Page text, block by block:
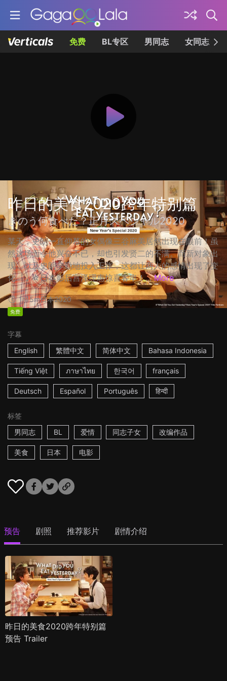
免费 BL专区 男同志 女同志
昨日的美食2020跨年特别篇
きのう何食べた？正月スペシャル2020
某天，史朗一直仰慕的女偶像三谷麻美居然出现在眼前！虽
然这场面令他兴奋不已，却也引发贤二的不满。而新对象出
现，以及史朗辛勤地投入工作，这都让两人的感情出现了变
化…… ☆日本影后宫泽理惠惊喜客串！... More
1h15m日本2020
免费
字幕
English
繁體中文 简体中文 Bahasa Indonesia
Tiếng Việt ภาษาไทย 한국어 français
Deutsch Español Português हिन्दी
标签
男同志
BL 爱情 同志子女 改编作品
美食 日本 电影
预告 剧照 推荐影片 剧情介绍
昨日的美食2020跨年特别篇
预告 Trailer